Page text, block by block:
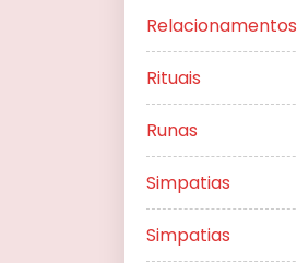
Relacionamentos
Rituais
Runas
Simpatias
Simpatias